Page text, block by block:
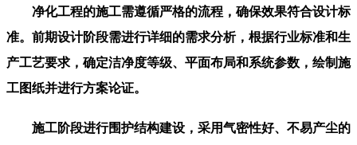
净化工程的施工需遵循严格的流程，确保效果符合设计标
准。前期设计阶段需进行详细的需求分析，根据行业标准和生
产工艺要求，确定洁净度等级、平面布局和系统参数，绘制施
工图纸并进行方案论证。
施工阶段进行围护结构建设，采用气密性好、不易产尘的